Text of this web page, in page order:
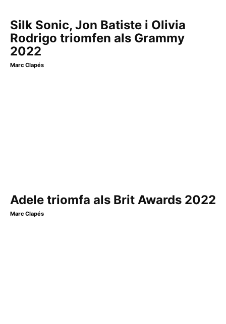
Silk Sonic, Jon Batiste i Olivia
Rodrigo triomfen als Grammy
2022
Marc Clapés
Adele triomfa als Brit Awards 2022
Marc Clapés